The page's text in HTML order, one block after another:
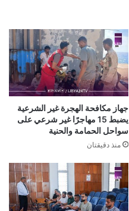
جهاز مكافحة الهجرة غير الشرعية
يضبط 15 مهاجرًا غير شرعي على
سواحل الحمامة والحنية
منذ دقيقتان